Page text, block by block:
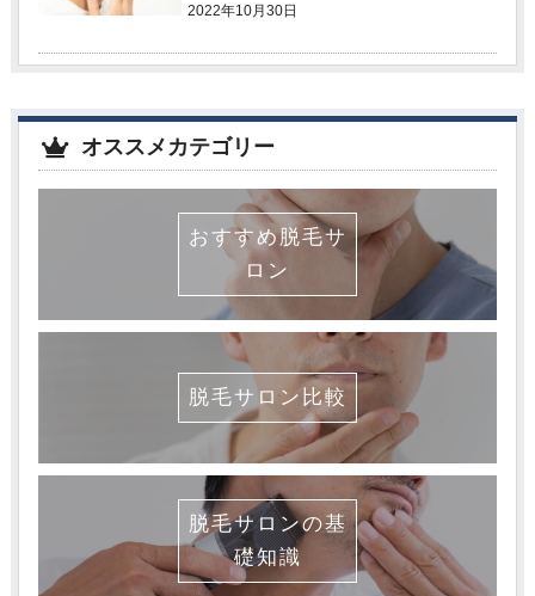
2022年10月30日
オススメカテゴリー
おすすめ脱毛サ
ロン
脱毛サロン比較
脱毛サロンの基
礎知識